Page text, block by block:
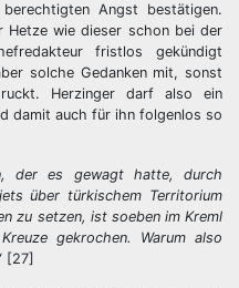
Angst bestätigen.
Hetze wie dieser schon bei der
fristlos gekündigt
solche Gedanken mit, sonst
Herzinger darf also ein
damit auch für ihn folgenlos so
der es gewagt hatte, durch
über türkischem Territorium
zu setzen, ist soeben im Kreml
gekrochen. Warum also
[27]